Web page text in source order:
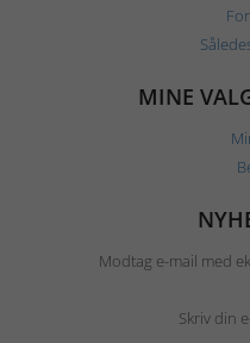
MINE
Modtag e-mail med
Skriv din